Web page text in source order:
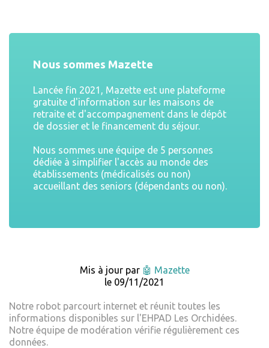
Nous sommes Mazette
Lancée fin 2021, Mazette est une plateforme
gratuite d'information sur les maisons de
retraite et d'accompagnement dans le dépôt
de dossier et le financement du séjour.
Nous sommes une équipe de 5 personnes
dédiée à simplifier l'accès au monde des
établissements (médicalisés ou non)
accueillant des seniors (dépendants ou non).
Mis à jour par 🤖 Mazette
le 09/11/2021
Notre robot parcourt internet et réunit toutes les
informations disponibles sur l'EHPAD Les Orchidées.
Notre équipe de modération vérifie régulièrement ces
données.